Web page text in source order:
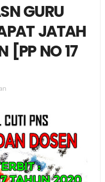
GURU
JATAH
[PP NO 17